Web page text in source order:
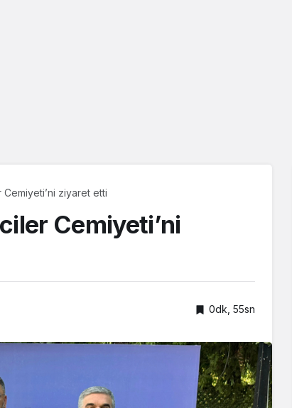
ziyaret etti
Cemiyeti’ni
0dk, 55sn